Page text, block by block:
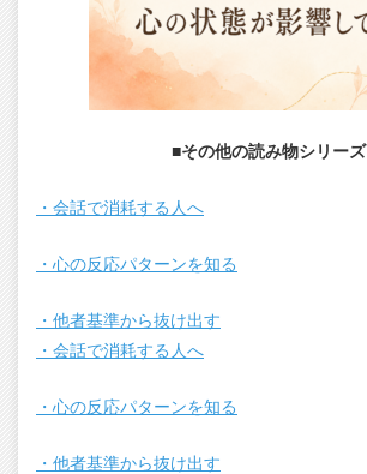
■その他の読み物シリーズ
・会話で消耗する人へ
・心の反応パターンを知る
・他者基準から抜け出す
・会話で消耗する人へ
・心の反応パターンを知る
・他者基準から抜け出す